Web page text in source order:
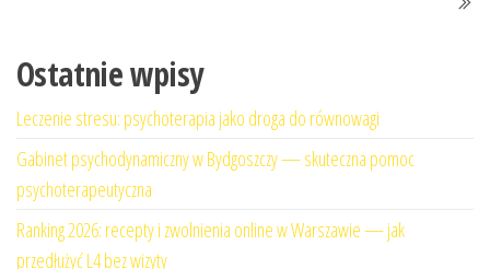
Ostatnie wpisy
Leczenie stresu: psychoterapia jako droga do równowagi
Gabinet psychodynamiczny w Bydgoszczy — skuteczna pomoc
psychoterapeutyczna
Ranking 2026: recepty i zwolnienia online w Warszawie — jak
przedłużyć L4 bez wizyty